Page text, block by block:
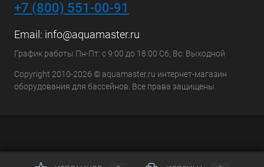
+7 (800) 551-00-91
Email: info@aquamaster.ru
График работы Пн-Пт: с 9:00 до 18:00 Сб, Вс: Выходной
Copyright 2010-2026 © aquamaster.ru интернет-магазин
оборудования для бассейнов. Все права защищены.